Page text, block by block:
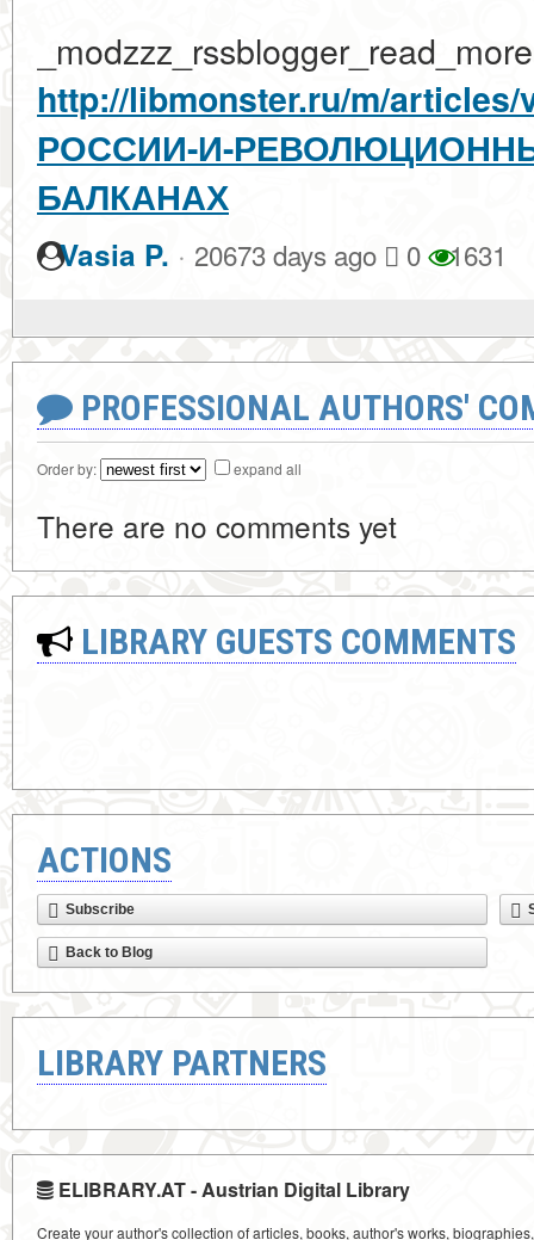
_modzzz_rssblogger_read_more
http://libmonster.ru/m/
РОССИИ-И-
БАЛКАНАХ
Vasia P. · 20673 days ago 0 1631
PROFESSIONAL AUTHORS'
Order by: expand all
There are no comments yet
LIBRARY GUESTS COMMENTS
ACTIONS
Subscribe
Back to Blog
LIBRARY PARTNERS
ELIBRARY.AT - Austrian Digital Library
Create your author's collection of articles, books, author's works,